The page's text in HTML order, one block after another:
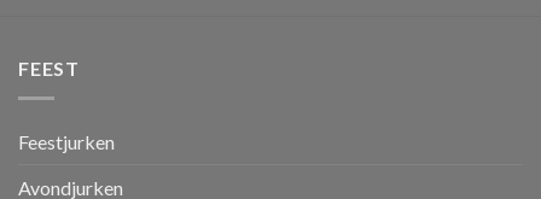
FEEST
Feestjurken
Avondjurken